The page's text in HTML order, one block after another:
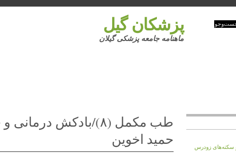
پزشکان گیل
ماهنامه جامعه پزشکی گیلان
طب مکمل (۸)/بادکش
حمید اخوین
کووید-۱۹ و سکته‌های زودرس